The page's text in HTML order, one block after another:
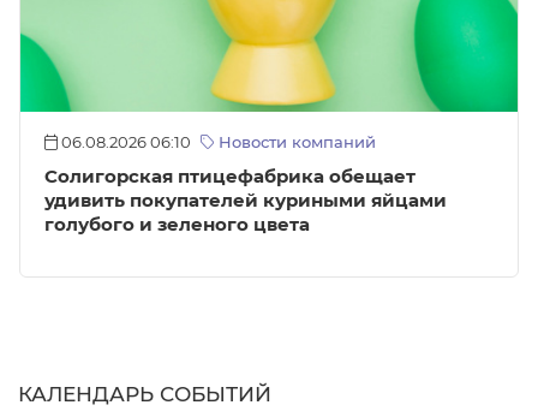
06.08.2026 06:10 Новости компаний
Солигорская птицефабрика обещает
удивить покупателей куриными яйцами
голубого и зеленого цвета
КАЛЕНДАРЬ СОБЫТИЙ